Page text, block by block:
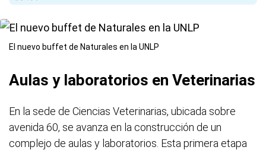
El nuevo buffet de Naturales en la UNLP
Aulas y laboratorios en Veterinarias
En la sede de Ciencias Veterinarias, ubicada sobre
avenida 60, se avanza en la construcción de un
complejo de aulas y laboratorios. Esta primera etapa